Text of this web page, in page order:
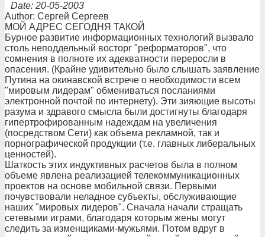
Date: 20-05-2003
Author: Сергей Сергеев
МОЙ АДРЕС СЕГОДНЯ ТАКОЙ
Бурное развитие информационных технологий вызвало
столь неподдельный восторг "реформаторов", что
сомнения в полноте их адекватности переросли в
опасения. (Крайне удивительно было слышать заявление
Путина на окинавской встрече о необходимости всем
"мировым лидерам" обмениваться посланиями
электронной почтой по интернету). Эти зияющие высоты
разума и здравого смысла были достигнуты благодаря
гипертрофированным надеждам на увеличения
(посредством Сети) как объема рекламной, так и
порнографической продукции (т.е. главных либеральных
ценностей).
Шаткость этих индуктивных расчетов была в полном
объеме явлена реализацией телекоммуникационных
проектов на основе мобильной связи. Первыми
почувствовали неладное субъекты, обслуживающие
наших "мировых лидеров". Сначала начали стращать
сетевыми играми, благодаря которым жены могут
следить за изменщиками-мужьями. Потом вдруг в